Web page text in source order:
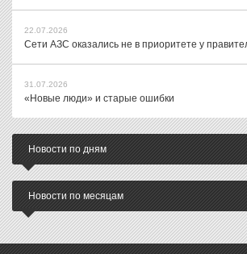
22.07.2026
Сети АЗС оказались не в приоритете у
31.07.2026
«Новые люди» и старые ошибки
Новости по дням
Новости по месяцам